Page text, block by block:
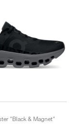
"Black & Magnet"